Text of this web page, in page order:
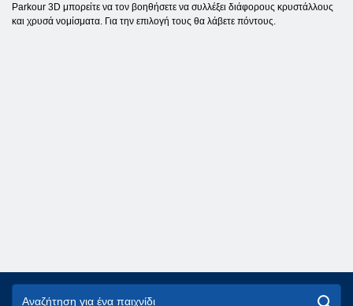
Parkour 3D μπορείτε να τον βοηθήσετε να συλλέξει διάφορους κρυστάλλους
και χρυσά νομίσματα. Για την επιλογή τους θα λάβετε πόντους.